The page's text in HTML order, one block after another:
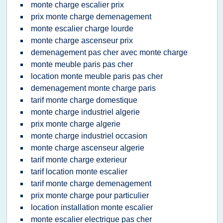
monte charge escalier prix
prix monte charge demenagement
monte escalier charge lourde
monte charge ascenseur prix
demenagement pas cher avec monte charge
monte meuble paris pas cher
location monte meuble paris pas cher
demenagement monte charge paris
tarif monte charge domestique
monte charge industriel algerie
prix monte charge algerie
monte charge industriel occasion
monte charge ascenseur algerie
tarif monte charge exterieur
tarif location monte escalier
tarif monte charge demenagement
prix monte charge pour particulier
location installation monte escalier
monte escalier electrique pas cher